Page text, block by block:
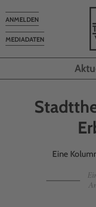
MEDIADATEN
Toggle
navigation
ANMELDEN
Eine